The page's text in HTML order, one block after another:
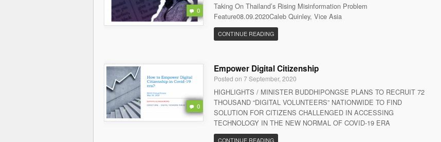
0
Taking On Thailand’s Rising Misinformation Problem
Feature08.09.2020Caleb Quinley, Vice Asia
CONTINUE READING
0
Empower Digital Citizenship
Posted on 7 September, 2020
HIGHLIGHTS / MINISTER BUDDHIPONGSE PLANS TO RECRUIT 72
THOUSAND “DIGITAL VOLUNTEERS” NATIONWIDE TO FIND
SOLUTION FOR CITIZENS CHALLENGED IN ACCESSING
TECHNOLOGY IN THE NEW NORMAL OF COVID-19 ERA
CONTINUE READING